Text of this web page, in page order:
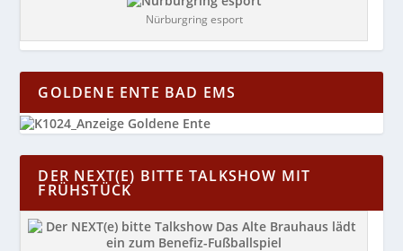
Nürburgring esport
GOLDENE ENTE BAD EMS
DER NEXT(E) BITTE TALKSHOW MIT
FRÜHSTÜCK